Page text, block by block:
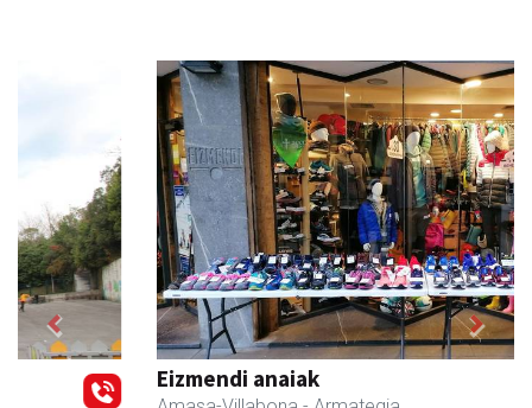
Eizmendi anaiak
Previous Next